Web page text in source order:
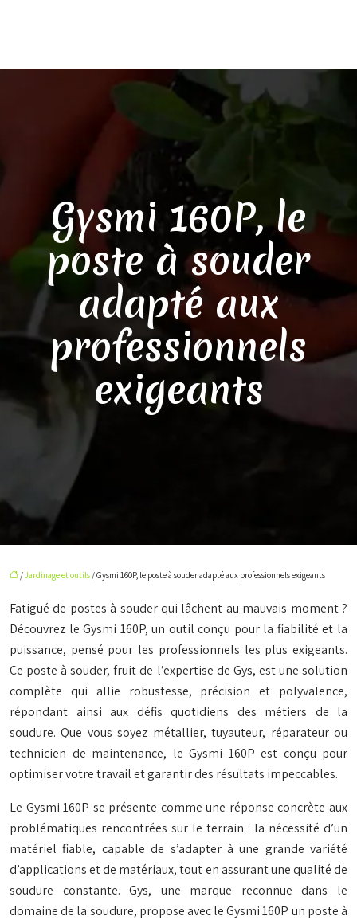
Gysmi 160P, le
poste à souder
adapté aux
professionnels
exigeants
/Jardinage et outils / Gysmi 160P, le poste à souder adapté aux professionnels exigeants
Fatigué de postes à souder qui lâchent au mauvais moment ?
Découvrez le Gysmi 160P, un outil conçu pour la fiabilité et la
puissance, pensé pour les professionnels les plus exigeants.
Ce poste à souder, fruit de l’expertise de Gys, est une solution
complète qui allie robustesse, précision et polyvalence,
répondant ainsi aux défis quotidiens des métiers de la
soudure. Que vous soyez métallier, tuyauteur, réparateur ou
technicien de maintenance, le Gysmi 160P est conçu pour
optimiser votre travail et garantir des résultats impeccables.
Le Gysmi 160P se présente comme une réponse concrète aux
problématiques rencontrées sur le terrain : la nécessité d’un
matériel fiable, capable de s’adapter à une grande variété
d’applications et de matériaux, tout en assurant une qualité de
soudure constante. Gys, une marque reconnue dans le
domaine de la soudure, propose avec le Gysmi 160P un poste à